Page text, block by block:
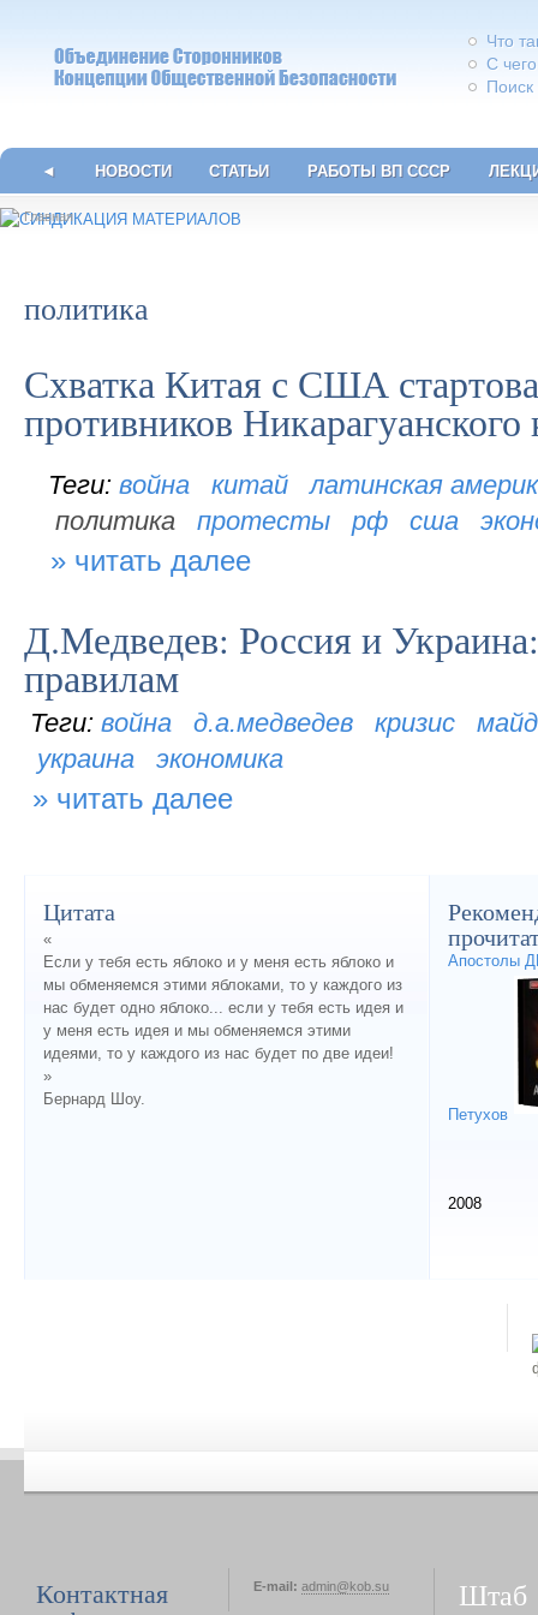
Что
С
◄ НОВОСТИ СТАТЬИ РАБОТЫ ВП СССР
Главная
политика
Схватка Китая с США
противников
война китай
латинская
политика
протесты рф сша
читать далее
Д.Медведев: Россия и
правилам
война д.а.медведев кризис
украина
экономика
читать далее
Цитата
«
Если у тебя есть яблоко и у меня есть яблоко и
мы обменяемся этими яблоками, то у каждого из
нас будет одно яблоко... если у тебя есть идея и
у меня есть идея и мы обменяемся этими
идеями, то у каждого из нас будет по две идеи!
»
Бернард Шоу.
Апостолы
Петухов
2008
Контактная
E-mail: admin@kob.su
Штаб